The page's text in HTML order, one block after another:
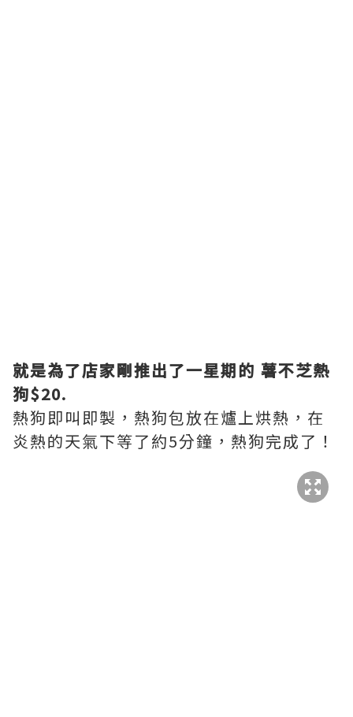
就是為了店家剛推出了一星期的 薯不芝熱
狗$20.
熱狗即叫即製，熱狗包放在爐上烘熱，在
炎熱的天氣下等了約5分鐘，熱狗完成了！